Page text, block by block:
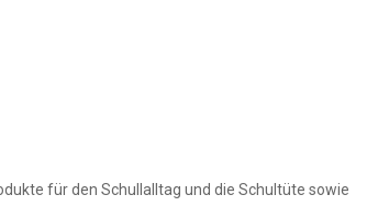
für den Schullalltag und die Schultüte sowie